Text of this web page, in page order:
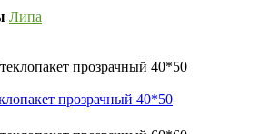
Липа
прозрачный 40*50